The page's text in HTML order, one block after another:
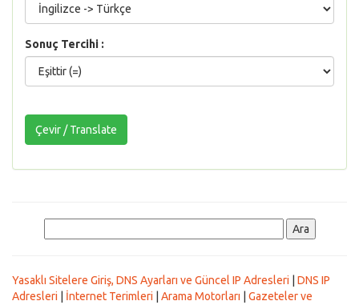
Sonuç Tercihi :
Yasaklı Sitelere Giriş, DNS Ayarları ve Güncel IP Adresleri
DNS IP
Adresleri
İnternet Terimleri Arama Motorları Gazeteler ve